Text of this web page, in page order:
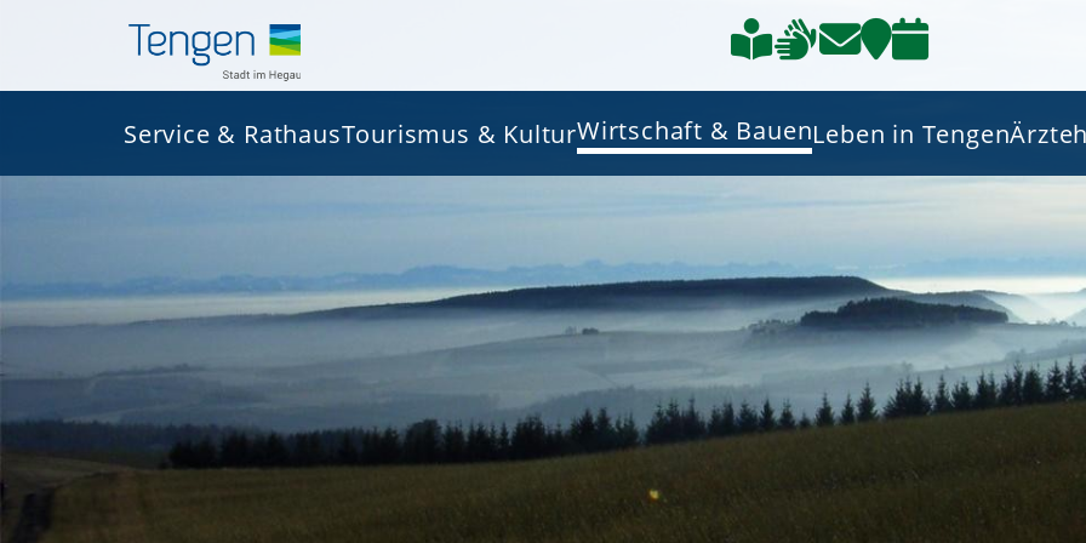
Service & RathausTourismus & KulturWirtschaft & BauenLeben in Tengen